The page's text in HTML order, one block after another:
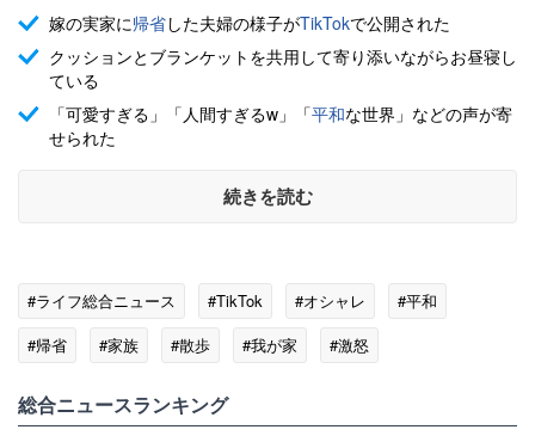
嫁の実家に帰省した夫婦の様子がTikTokで公開された
クッションとブランケットを共用して寄り添いながらお昼寝し
ている
「可愛すぎる」「人間すぎるw」「平和な世界」などの声が寄
せられた
続きを読む
#ライフ総合ニュース #TikTok #オシャレ
#平和
#帰省
#家族 #散歩 #我が家 #激怒
総合ニュースランキング